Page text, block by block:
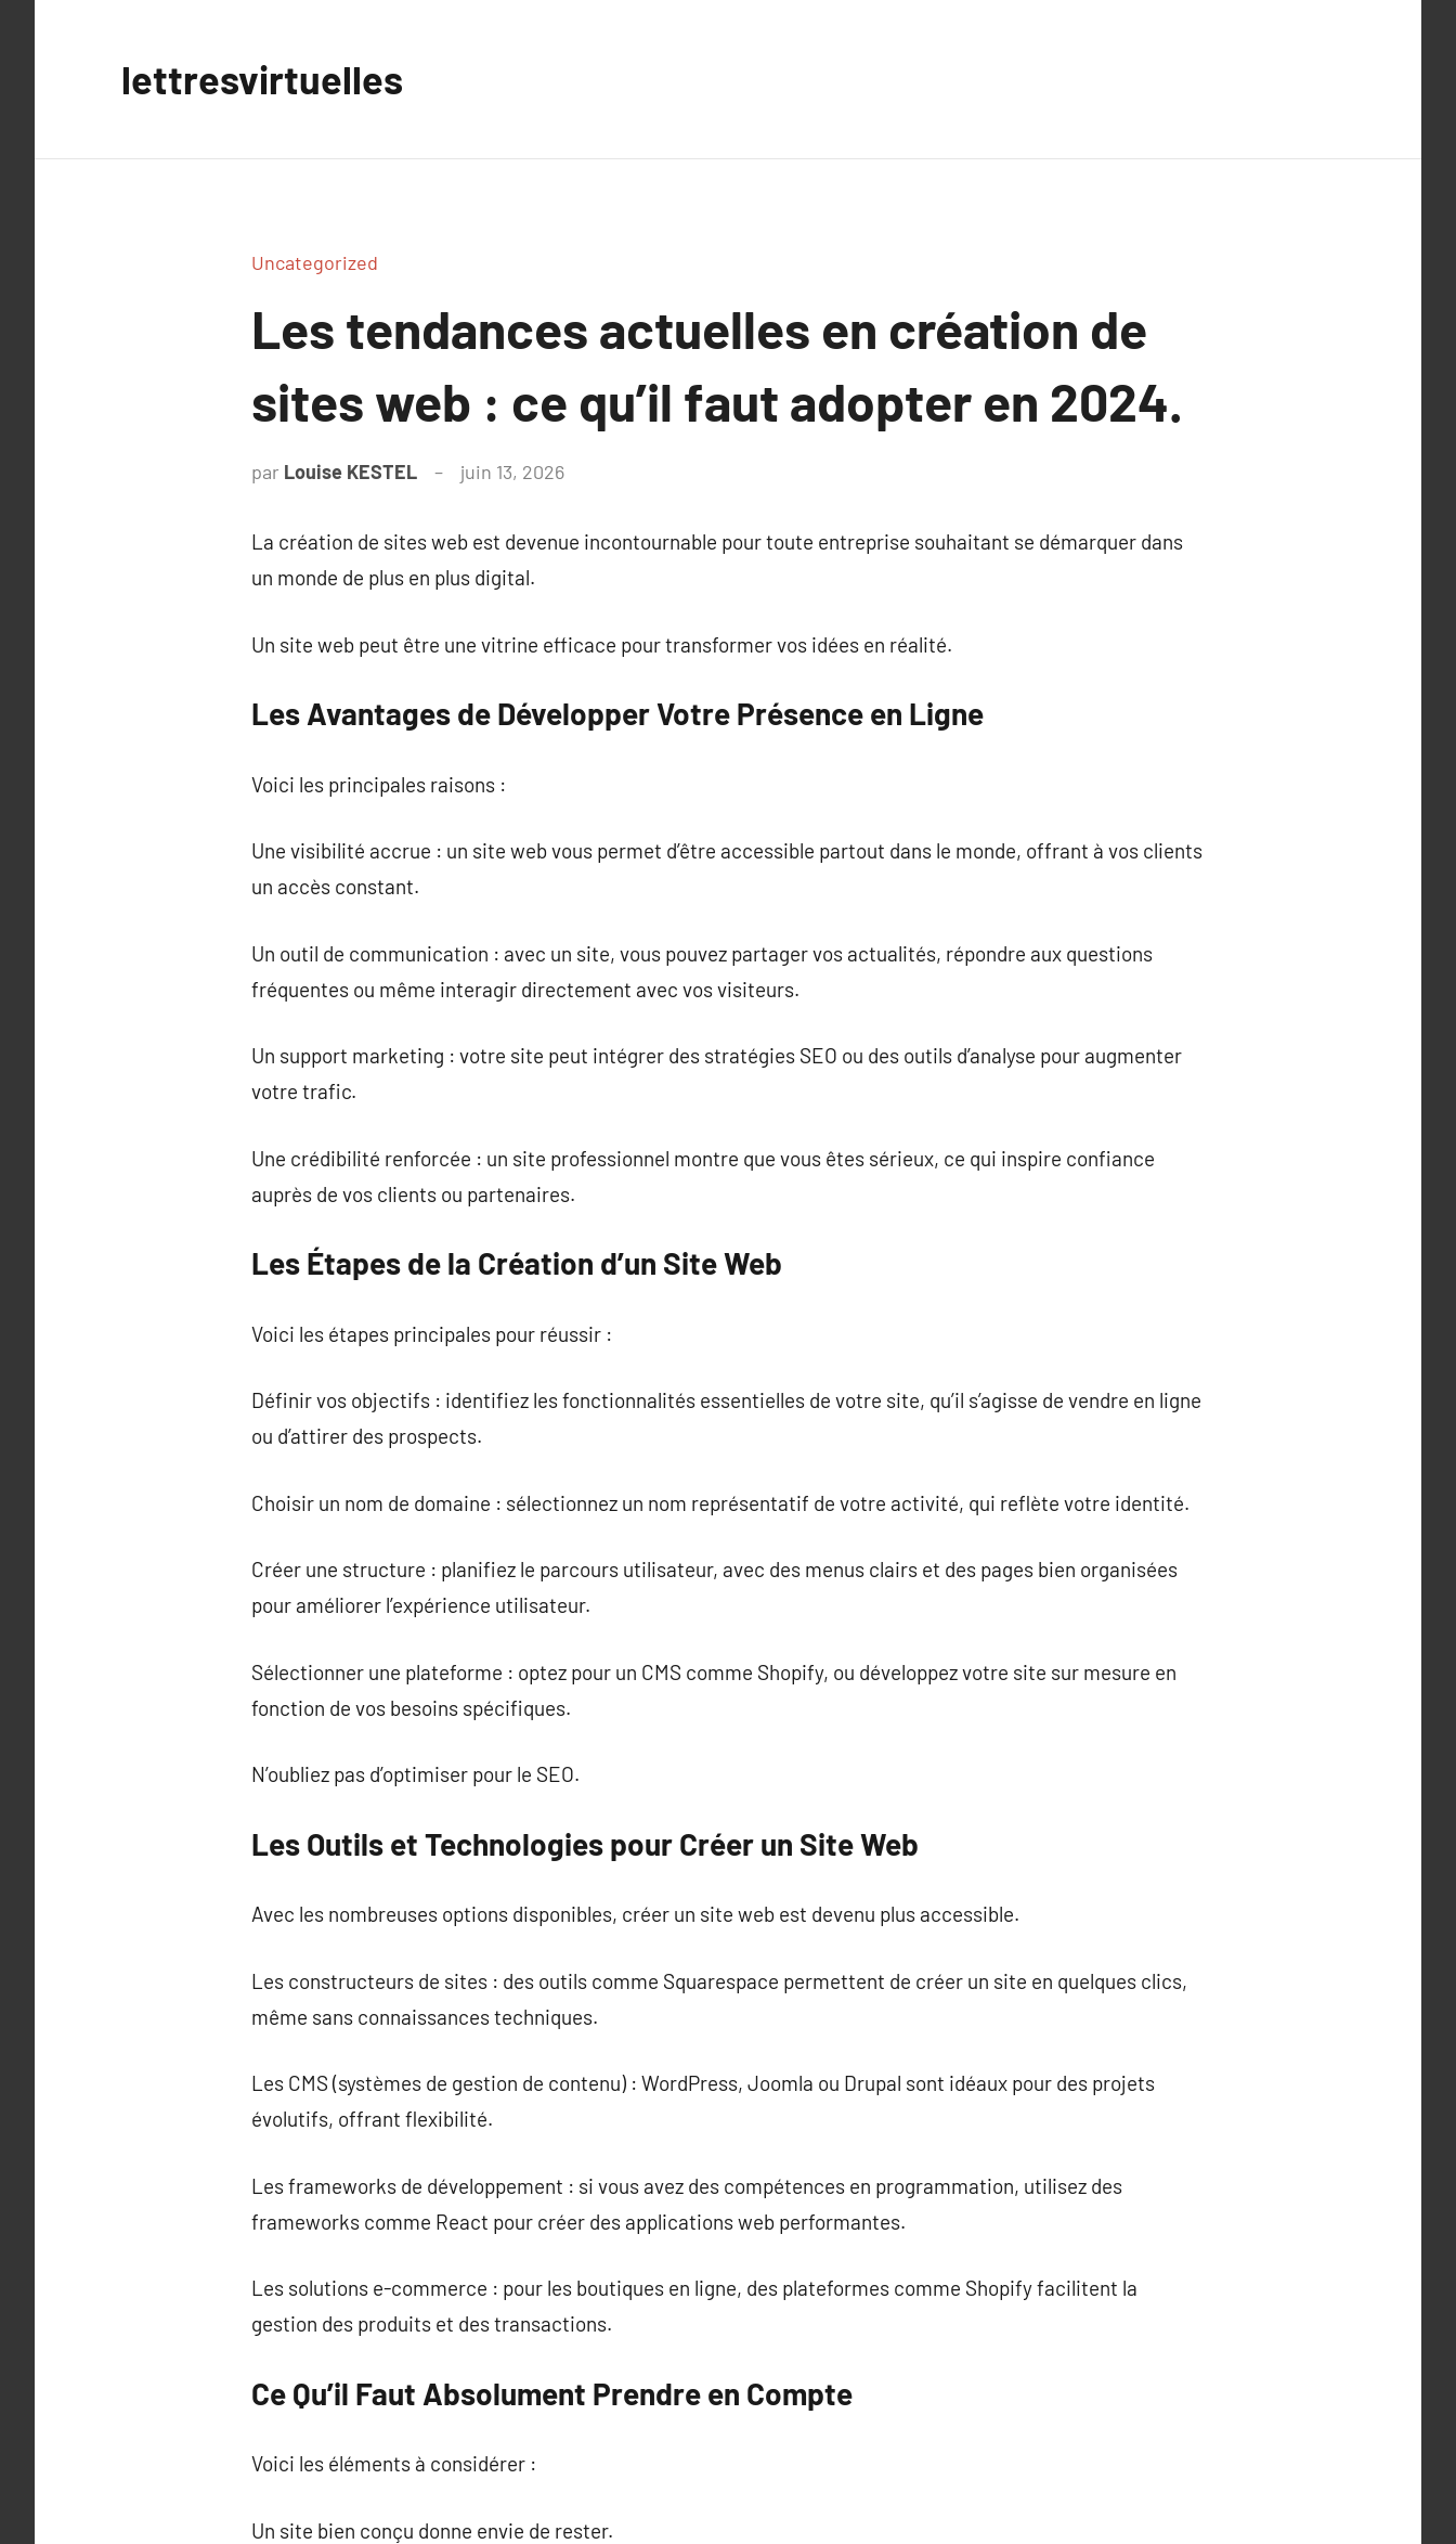
lettresvirtuelles
Uncategorized
Les tendances actuelles en création de
sites web : ce qu’il faut adopter en 2024.
par Louise KESTEL juin 13, 2026
La création de sites web est devenue incontournable pour toute entreprise souhaitant se démarquer dans
un monde de plus en plus digital.
Un site web peut être une vitrine efficace pour transformer vos idées en réalité.
Les Avantages de Développer Votre Présence en Ligne
Voici les principales raisons :
Une visibilité accrue : un site web vous permet d’être accessible partout dans le monde, offrant à vos clients
un accès constant.
Un outil de communication : avec un site, vous pouvez partager vos actualités, répondre aux questions
fréquentes ou même interagir directement avec vos visiteurs.
Un support marketing : votre site peut intégrer des stratégies SEO ou des outils d’analyse pour augmenter
votre trafic.
Une crédibilité renforcée : un site professionnel montre que vous êtes sérieux, ce qui inspire confiance
auprès de vos clients ou partenaires.
Les Étapes de la Création d’un Site Web
Voici les étapes principales pour réussir :
Définir vos objectifs : identifiez les fonctionnalités essentielles de votre site, qu’il s’agisse de vendre en ligne
ou d’attirer des prospects.
Choisir un nom de domaine : sélectionnez un nom représentatif de votre activité, qui reflète votre identité.
Créer une structure : planifiez le parcours utilisateur, avec des menus clairs et des pages bien organisées
pour améliorer l’expérience utilisateur.
Sélectionner une plateforme : optez pour un CMS comme Shopify, ou développez votre site sur mesure en
fonction de vos besoins spécifiques.
N’oubliez pas d’optimiser pour le SEO.
Les Outils et Technologies pour Créer un Site Web
Avec les nombreuses options disponibles, créer un site web est devenu plus accessible.
Les constructeurs de sites : des outils comme Squarespace permettent de créer un site en quelques clics,
même sans connaissances techniques.
Les CMS (systèmes de gestion de contenu) : WordPress, Joomla ou Drupal sont idéaux pour des projets
évolutifs, offrant flexibilité.
Les frameworks de développement : si vous avez des compétences en programmation, utilisez des
frameworks comme React pour créer des applications web performantes.
Les solutions e-commerce : pour les boutiques en ligne, des plateformes comme Shopify facilitent la
gestion des produits et des transactions.
Ce Qu’il Faut Absolument Prendre en Compte
Voici les éléments à considérer :
Un site bien conçu donne envie de rester.